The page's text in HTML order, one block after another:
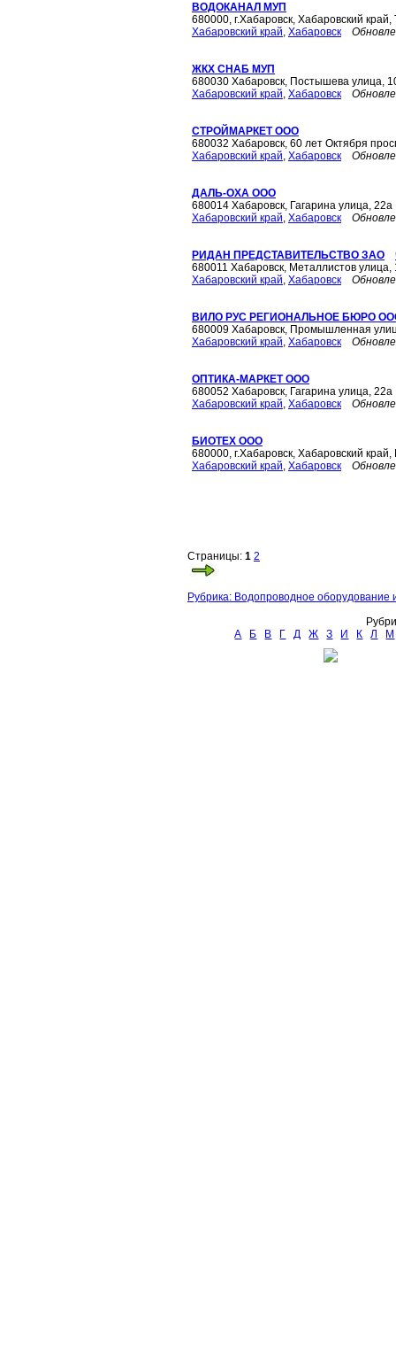
ВОДОКАНАЛ МУП
680000, г.Хабаровск, Хабаровский
Хабаровский край, Хабаровск
ЖКХ СНАБ МУП
680030 Хабаровск, Постышева улица,
Хабаровский край, Хабаровск
СТРОЙМАРКЕТ ООО
680032 Хабаровск, 60 лет Октября
Хабаровский край, Хабаровск
ДАЛЬ-ОХА ООО
680014 Хабаровск, Гагарина улица, 22а
Хабаровский край, Хабаровск
РИДАН ПРЕДСТАВИТЕЛЬСТВО ЗАО
680011 Хабаровск, Металлистов
Хабаровский край, Хабаровск
ВИЛО РУС РЕГИОНАЛЬНОЕ БЮРО
680009 Хабаровск, Промышленная
Хабаровский край, Хабаровск
ОПТИКА-МАРКЕТ ООО
680052 Хабаровск, Гагарина улица, 22а
Хабаровский край, Хабаровск
БИОТЕХ ООО
680000, г.Хабаровск, Хабаровский
Хабаровский край, Хабаровск
Страницы: 1 2
Рубрика: Водопроводное оборудование
А
Б В Г Д Ж З И К Л М